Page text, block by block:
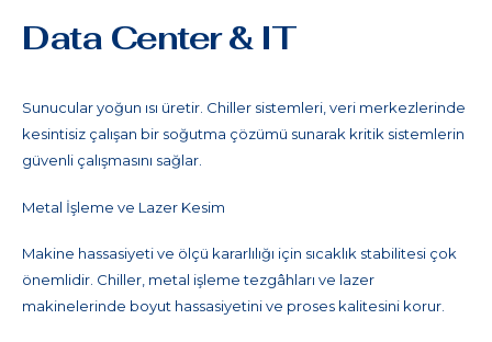
Data Center & IT
Sunucular yoğun ısı üretir. Chiller sistemleri, veri merkezlerinde
kesintisiz çalışan bir soğutma çözümü sunarak kritik sistemlerin
güvenli çalışmasını sağlar.
Metal İşleme ve Lazer Kesim
Makine hassasiyeti ve ölçü kararlılığı için sıcaklık stabilitesi çok
önemlidir. Chiller, metal işleme tezgâhları ve lazer
makinelerinde boyut hassasiyetini ve proses kalitesini korur.